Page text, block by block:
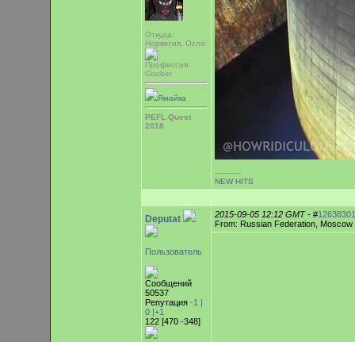
Откуда:
Норвегия, Осло
Профессия:
Couber
Ямайка
PEFL Quest
2018
-----------
NEW HITS
Deputat
Пользователь
Сообщений
50537
Репутация -1 |
0 |+1
122 [470 -348]
2015-09-05 12:12 GMT- #12638301
From: Russian Federation, Moscow